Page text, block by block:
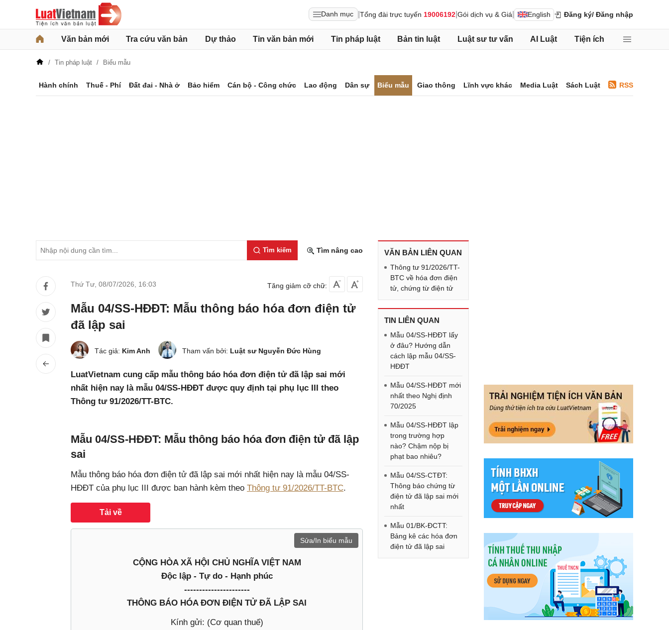
Danh mục Tổng đài trực tuyến 19006192 Gói dịch vụ & Giá English Đăng ký/ Đăng nhập
Văn bản mới Tra cứu văn bản Dự thảo Tin văn bản mới Tin pháp luật Bản tin luật Luật sư tư vấn AI Luật Tiện ích
Tin pháp luật Biểu mẫu
Hành chính Thuế - Phí Đất đai - Nhà ở Bảo hiểm Cán bộ - Công chức Lao động Dân sự Biểu mẫu Giao thông Lĩnh vực khác Media Luật Sách Luật RSS
Tìm kiếm Tìm nâng cao
Thứ Tư, 08/07/2026 16:03 Tăng giảm cỡ chữ:
Mẫu 04/SS-HĐĐT: Mẫu thông báo hóa đơn điện tử
đã lập sai
Tác giả: Kim Anh Tham vấn bởi: Luật sư Nguyễn Đức Hùng
LuatVietnam cung cấp mẫu thông báo hóa đơn điện tử đã lập sai mới
nhất hiện nay là mẫu 04/SS-HĐĐT được quy định tại phụ lục III theo
Thông tư 91/2026/TT-BTC.
Mẫu 04/SS-HĐĐT: Mẫu thông báo hóa đơn điện tử đã lập
sai
Mẫu thông báo hóa đơn điện tử đã lập sai mới nhất hiện nay là mẫu 04/SS-
HĐĐT của phụ lục III được ban hành kèm theo Thông tư 91/2026/TT-BTC.
Tải về
Sửa/In biểu mẫu
CỘNG HÒA XÃ HỘI CHỦ NGHĨA VIỆT NAM
Độc lập - Tự do - Hạnh phúc
----------------------
THÔNG BÁO HÓA ĐƠN ĐIỆN TỬ ĐÃ LẬP SAI
Kính gửi: (Cơ quan thuế)
VĂN BẢN LIÊN QUAN
Thông tư 91/2026/TT-
BTC về hóa đơn điện
tử, chứng từ điện tử
TIN LIÊN QUAN
Mẫu 04/SS-HĐĐT lấy
ở đâu? Hướng dẫn
cách lập mẫu 04/SS-
HĐĐT
Mẫu 04/SS-HĐĐT mới
nhất theo Nghị định
70/2025
Mẫu 04/SS-HĐĐT lập
trong trường hợp
nào? Chậm nộp bị
phạt bao nhiêu?
Mẫu 04/SS-CTĐT:
Thông báo chứng từ
điện tử đã lập sai mới
nhất
Mẫu 01/BK-ĐCTT:
Bảng kê các hóa đơn
điện tử đã lập sai